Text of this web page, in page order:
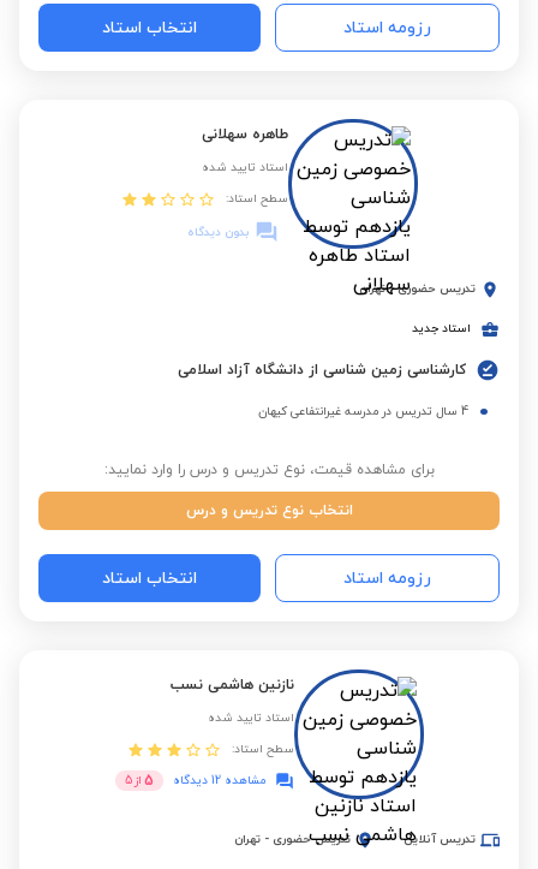
رزومه استاد انتخاب استاد
طاهره سهلانی
استاد تایید شده
سطح استاد:
بدون دیدگاه
تدریس حضوری - تهران
استاد جدید
کارشناسی زمین شناسی از دانشگاه آزاد اسلامی
4 سال تدریس در مدرسه غیرانتفاعی کیهان
برای مشاهده قیمت، نوع تدریس و درس را وارد نمایید:
انتخاب نوع تدریس و درس
رزومه استاد انتخاب استاد
نازنین هاشمی نسب
استاد تایید شده
سطح استاد:
مشاهده 12 دیدگاه
5 از 5
تدریس آنلاین تدریس حضوری - تهران